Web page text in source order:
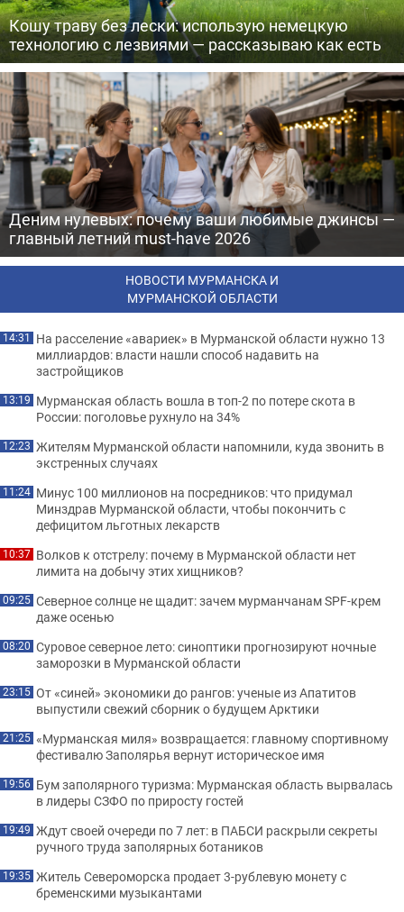
Кошу траву без лески: использую немецкую
технологию с лезвиями — рассказываю как есть
Деним нулевых: почему ваши любимые джинсы —
главный летний must-have 2026
НОВОСТИ МУРМАНСКА И
МУРМАНСКОЙ ОБЛАСТИ
14:31 На расселение «авариек» в Мурманской области нужно 13
миллиардов: власти нашли способ надавить на
застройщиков
13:19 Мурманская область вошла в топ-2 по потере скота в
России: поголовье рухнуло на 34%
12:23 Жителям Мурманской области напомнили, куда звонить в
экстренных случаях
11:24 Минус 100 миллионов на посредников: что придумал
Минздрав Мурманской области, чтобы покончить с
дефицитом льготных лекарств
10:37 Волков к отстрелу: почему в Мурманской области нет
лимита на добычу этих хищников?
09:25 Северное солнце не щадит: зачем мурманчанам SPF-крем
даже осенью
08:20 Суровое северное лето: синоптики прогнозируют ночные
заморозки в Мурманской области
23:15 От «синей» экономики до рангов: ученые из Апатитов
выпустили свежий сборник о будущем Арктики
21:25 «Мурманская миля» возвращается: главному спортивному
фестивалю Заполярья вернут историческое имя
19:56 Бум заполярного туризма: Мурманская область вырвалась
в лидеры СЗФО по приросту гостей
19:49 Ждут своей очереди по 7 лет: в ПАБСИ раскрыли секреты
ручного труда заполярных ботаников
19:35 Житель Североморска продает 3-рублевую монету с
бременскими музыкантами